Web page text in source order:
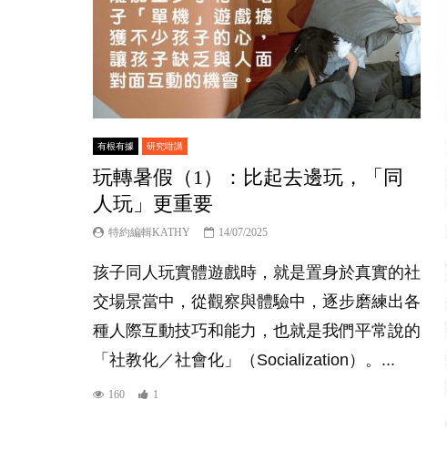
有根有據 研究咁講
玩轉暑假（1）：比起去邊玩，「同
人玩」更重要
特約編輯KATHY 14/07/2025
孩子同人玩實體遊戲時，就是置身於真實的社
交場景當中，從觀察與體驗中，逐步磨練出各
種人際互動技巧和能力，也就是我們平常說的
「社教化／社會化」（Socialization）。...
160 1